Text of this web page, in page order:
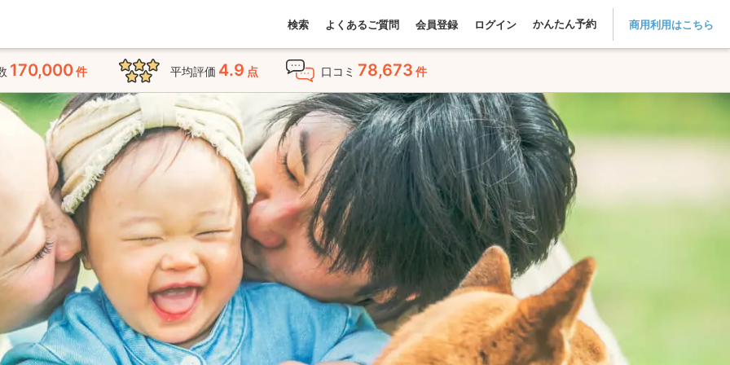
検索 よくあるご質問 会員登録 ログイン かんたん予約 商用利用はこちら
170,000件 平均評価 4.9 点 口コミ 78,673 件